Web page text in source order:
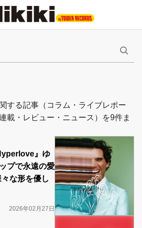
する記事（コラム・ライブレポー
載・レビュー・ニュース）を9件ま
』ゆ
プで永遠の愛
な形を優し
2026年02月27日